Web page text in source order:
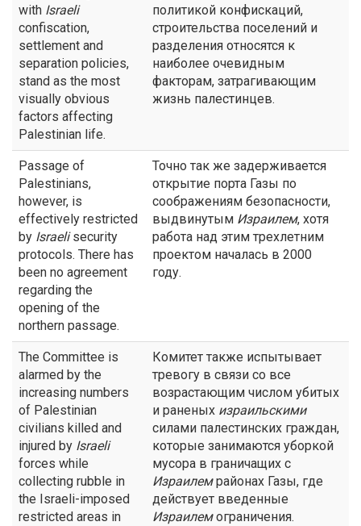
with Israeli
confiscation,
settlement and
separation policies,
stand as the most
visually obvious
factors affecting
Palestinian life.
политикой конфискаций,
строительства поселений и
разделения относятся к
наиболее очевидным
факторам, затрагивающим
жизнь палестинцев.
Passage of
Palestinians,
however, is
effectively restricted
by Israelisecurity
protocols. There has
been no agreement
regarding the
opening of the
northern passage.
Точно так же задерживается
открытие порта Газы по
соображениям безопасности,
выдвинутым Израилем, хотя
работа над этим трехлетним
проектом началась в 2000
году.
The Committee is
alarmed by the
increasing numbers
of Palestinian
civilians killed and
injured by Israeli
forces while
collecting rubble in
the Israeli-imposed
restricted areas in
Комитет также испытывает
тревогу в связи со все
возрастающим числом убитых
и раненых израильскими
силами палестинских граждан,
которые занимаются уборкой
мусора в граничащих с
Израилемрайонах Газы, где
действует введенные
Израилемограничения.